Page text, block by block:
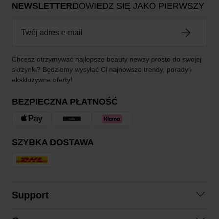
NEWSLETTERDOWIEDZ SIĘ JAKO PIERWSZY
Chcesz otrzymywać najlepsze beauty newsy prosto do swojej
skrzynki? Będziemy wysyłać Ci najnowsze trendy, porady i
ekskluzywne oferty!
BEZPIECZNA PŁATNOŚĆ
SZYBKA DOSTAWA
Support